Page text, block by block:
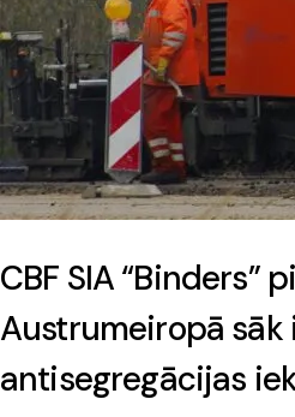
CBF SIA “Binders”
Austrumeiropā
antisegregācijas